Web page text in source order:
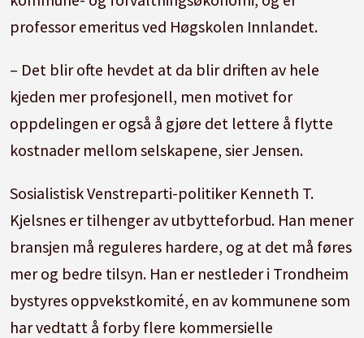
professor emeritus ved Høgskolen Innlandet.
– Det blir ofte hevdet at da blir driften av hele
kjeden mer profesjonell, men motivet for
oppdelingen er også å gjøre det lettere å flytte
kostnader mellom selskapene, sier Jensen.
Sosialistisk Venstreparti-politiker Kenneth T.
Kjelsnes er tilhenger av utbytteforbud. Han mener
bransjen må reguleres hardere, og at det må føres
mer og bedre tilsyn. Han er nestleder i Trondheim
bystyres oppvekstkomité, en av kommunene som
har vedtatt å forby flere kommersielle